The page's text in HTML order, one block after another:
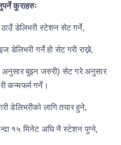
कुराहरुः
ठाउँ डेलिभरी स्टेशन सेट गर्ने,
गर्ने हो सेट गरी राख्ने,
बुझ्न जरुरी) सेट गरे अनुसार
कन्मफर्म गर्ने।
डेलिभरीको लागि तयार हुने,
१५ मिनेट अघि नै स्टेशन पुग्ने,